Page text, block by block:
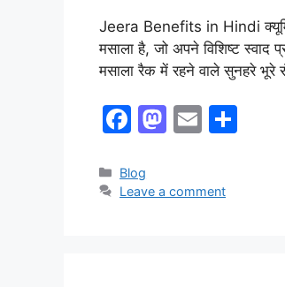
Jeera Benefits in Hindi
मसाला है, जो अपने विशिष्ट स्वाद
मसाला रैक में रहने वाले सुनहरे
F
c
e
M
o
E
l
Categories
Blog
Leave a comment